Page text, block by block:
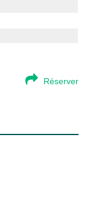
Réserver